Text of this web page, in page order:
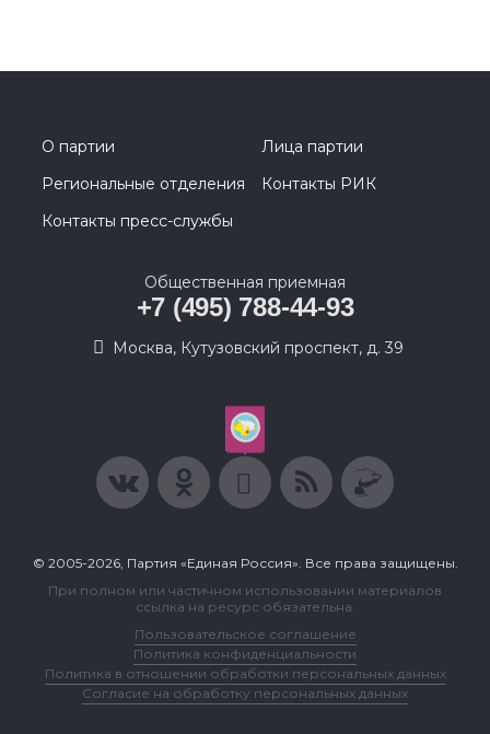
О партии
Лица партии
Региональные отделения
Контакты РИК
Контакты пресс-службы
Общественная приемная
+7 (495) 788-44-93
Москва, Кутузовский проспект, д. 39
© 2005-2026, Партия «Единая Россия». Все права защищены.
При полном или частичном использовании материалов
ссылка на ресурс обязательна.
Пользовательское соглашение
Политика конфиденциальности
Политика в отношении обработки персональных данных
Согласие на обработку персональных данных